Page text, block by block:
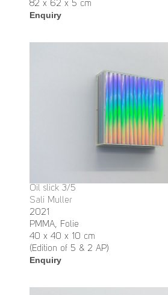
82 x 62 x 5 cm
Enquiry
Oil slick 3/5
Sali Muller
2021
PMMA, Folie
40 x 40 x 10 cm
(Edition of 5 & 2 AP)
Enquiry